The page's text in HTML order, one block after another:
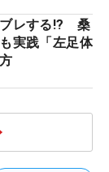
ブレする!? 桑
実践「左足体